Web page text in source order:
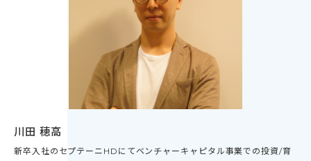
川田 穂高
新卒入社のセプテーニHDにてベンチャーキャピタル事業での投資/育